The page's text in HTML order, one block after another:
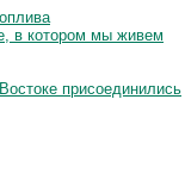
в котором мы живем
присоединились